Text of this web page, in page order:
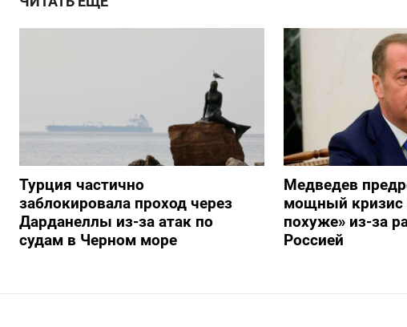
Турция частично
заблокировала проход через
Дарданеллы из-за атак по
судам в Черном море
Медведев
мощный кризис
похуже» из-за
Россией